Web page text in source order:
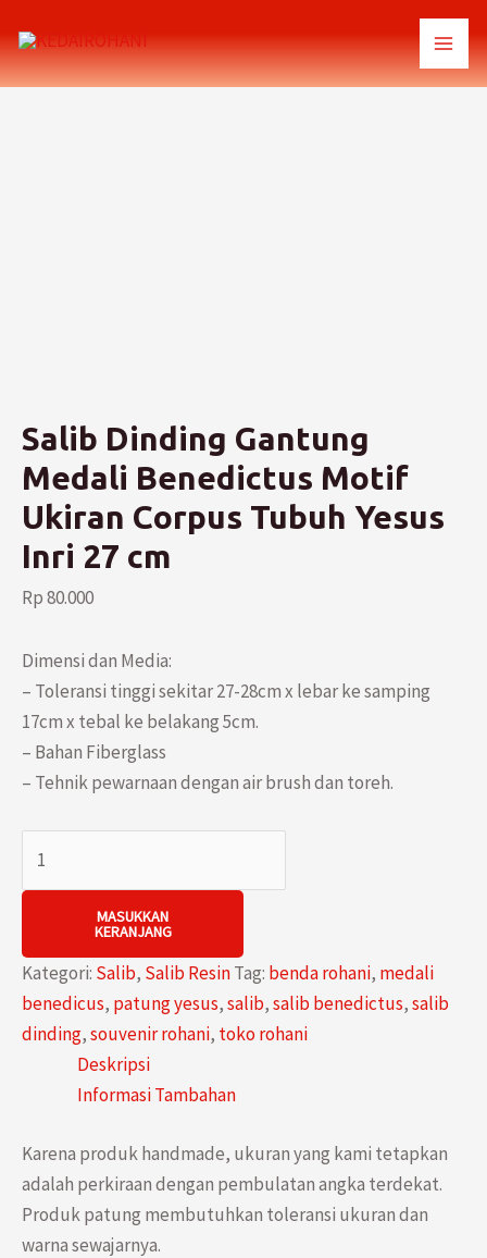
ke
konten
Salib Dinding Gantung
Medali Benedictus Motif
Ukiran Corpus Tubuh Yesus
Inri 27 cm
Rp80.000
Dimensi dan Media:
– Toleransi tinggi sekitar 27-28cm x lebar ke samping
17cm x tebal ke belakang 5cm.
– Bahan Fiberglass
– Tehnik pewarnaan dengan air brush dan toreh.
Salib
Medali
Benedictus
Motif
Yesus
Inri
27
cm
MASUKKAN
KERANJANG
Kategori: Salib, Salib ResinTag: benda rohani, medali
benedicus, patung yesus,salib,salib benedictus,salib
dinding,souvenir rohani, toko rohani
Deskripsi
Informasi Tambahan
Karena produk handmade, ukuran yang kami tetapkan
adalah perkiraan dengan pembulatan angka terdekat.
Produk patung membutuhkan toleransi ukuran dan
warna sewajarnya.